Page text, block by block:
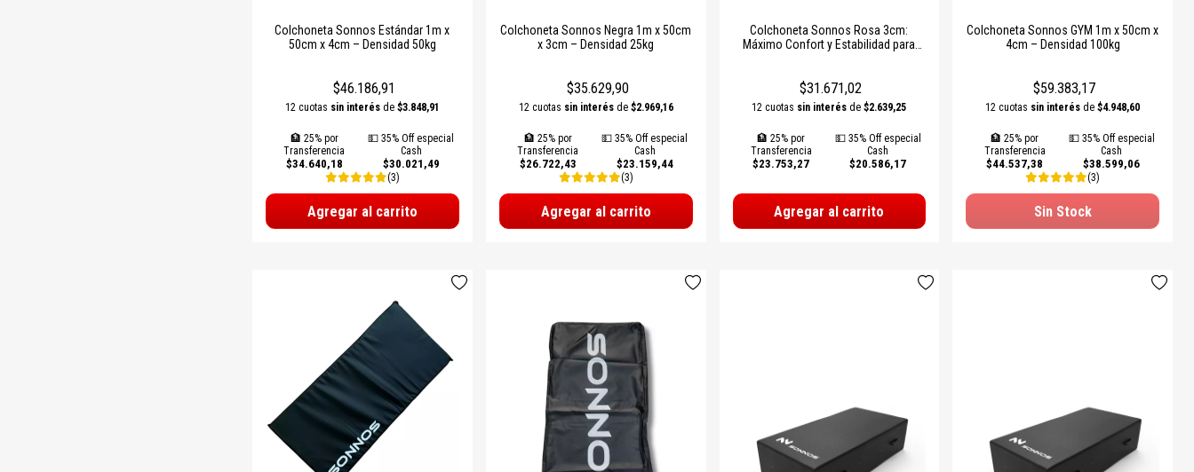
Colchoneta Sonnos Estándar 1m x
50cm x 4cm – Densidad 50kg
$46.186,91
12 cuotas sin interésde $3.848,91
🏦 25% por
Transferencia
$34.640,18
💵 35% Off especial
Cash
$30.021,49
(3)
Agregar al carrito
Colchoneta Sonnos Negra 1m x 50cm
x 3cm – Densidad 25kg
$35.629,90
12 cuotas sin interésde $2.969,16
🏦 25% por
Transferencia
$26.722,43
💵 35% Off especial
Cash
$23.159,44
(3)
Agregar al carrito
Colchoneta Sonnos Rosa 3cm:
Máximo Confort y Estabilidad para
$31.671,02
12 cuotas sin interés de$2.639,25
🏦 25% por
Transferencia
$23.753,27
💵 35% Off especial
Cash
$20.586,17
Agregar al carrito
Colchoneta Sonnos GYM 1m x 50cm x
4cm – Densidad 100kg
$59.383,17
12 cuotas sin interés de$4.948,60
🏦 25% por
Transferencia
$44.537,38
💵 35% Off especial
Cash
$38.599,06
(3)
Sin Stock